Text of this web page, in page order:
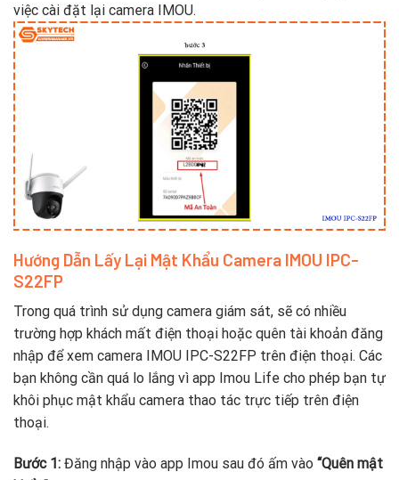
việc cài đặt lại camera IMOU.
Hướng Dẫn Lấy Lại Mật Khẩu Camera IMOU IPC-
S22FP
Trong quá trình sử dụng camera giám sát, sẽ có nhiều
trường hợp khách mất điện thoại hoặc quên tài khoản đăng
nhập để xem camera IMOU IPC-S22FP trên điện thoại. Các
bạn không cần quá lo lắng vì app Imou Life cho phép bạn tự
khôi phục mật khẩu camera thao tác trực tiếp trên điện
thoại.
Bước 1: Đăng nhập vào app Imou sau đó ấm vào “Quên mật